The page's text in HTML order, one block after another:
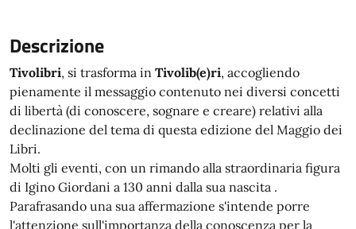
Descrizione
Tivolibri, si trasforma in Tivolib(e)ri, accogliendo
pienamente il messaggio contenuto nei diversi concetti
di libertà (di conoscere, sognare e creare) relativi alla
declinazione del tema di questa edizione del Maggio dei
Libri.
Molti gli eventi, con un rimando alla straordinaria figura
di Igino Giordani a 130 anni dalla sua nascita .
Parafrasando una sua affermazione s'intende porre
l'attenzione sull'importanza della conoscenza per la